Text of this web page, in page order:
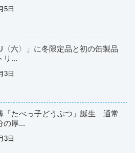
5日
〈六〉」に冬限定品と初の缶製品
リ...
3日
「たべっ子どうぶつ」誕生 通常
の厚...
3日